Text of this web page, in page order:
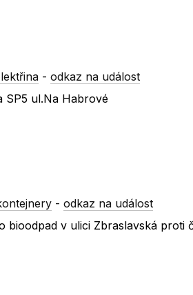
-odkaz na událost
SP5 ul.Na Habrové
-odkaz na událost
bioodpad v ulici Zbraslavská proti